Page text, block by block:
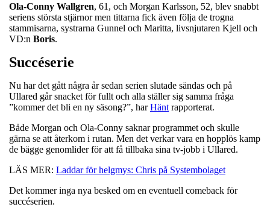
Ola-Conny Wallgren, 61, och Morgan Karlsson, 52, blev snabbt
seriens största stjärnor men tittarna fick även följa de trogna
stammisarna, systrarna Gunnel och Maritta, livsnjutaren Kjell och
VD:n Boris.
Succéserie
Nu har det gått några år sedan serien slutade sändas och på
Ullared går snacket för fullt och alla ställer sig samma fråga
”kommer det bli en ny säsong?”, harHänt rapporterat.
Både Morgan och Ola-Conny saknar programmet och skulle
gärna se att återkom i rutan. Men det verkar vara en hopplös kamp
de bägge genomlider för att få tillbaka sina tv-jobb i Ullared.
LÄS MER: Laddar för helgmys: Chris på Systembolaget
Det kommer inga nya besked om en eventuell comeback för
succéserien.